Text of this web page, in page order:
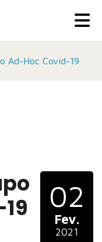
Ad-Hoc Covid-19
02
Fev.
2021